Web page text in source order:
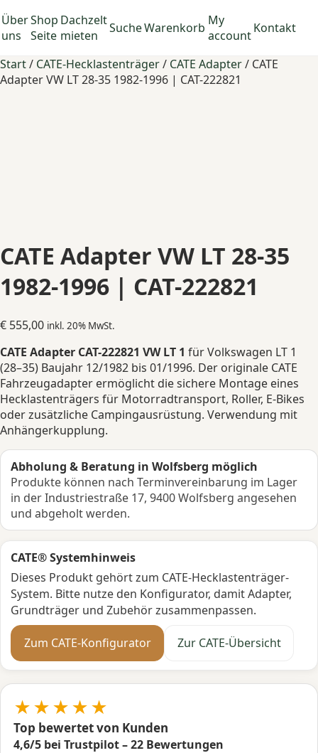
Über
uns
Shop
Seite
Dachzelt
mieten
SucheWarenkorb My
account Kontakt
Start/ CATE-Hecklastenträger/ CATE Adapter/ CATE
Adapter VW LT 28-35 1982-1996 | CAT-222821
CATE Adapter VW LT 28-35
1982-1996 | CAT-222821
€ 555,00 inkl. 20% MwSt.
CATE Adapter CAT-222821 VW LT 1 für Volkswagen LT 1
(28–35) Baujahr 12/1982 bis 01/1996. Der originale CATE
Fahrzeugadapter ermöglicht die sichere Montage eines
Hecklastenträgers für Motorradtransport, Roller, E-Bikes
oder zusätzliche Campingausrüstung. Verwendung mit
Anhängerkupplung.
Abholung & Beratung in Wolfsberg möglich
Produkte können nach Terminvereinbarung im Lager
in der Industriestraße 17, 9400 Wolfsberg angesehen
und abgeholt werden.
CATE® Systemhinweis
Dieses Produkt gehört zum CATE-Hecklastenträger-
System. Bitte nutze den Konfigurator, damit Adapter,
Grundträger und Zubehör zusammenpassen.
Zum CATE-Konfigurator Zur CATE-Übersicht
★★★★★
Top bewertet von Kunden
4,6/5 bei Trustpilot – 22 Bewertungen